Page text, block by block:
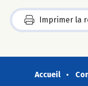
Imprimer la
Accueil